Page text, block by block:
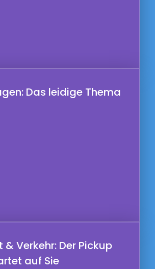
Das leidige Thema
Verkehr: Der Pickup
auf Sie